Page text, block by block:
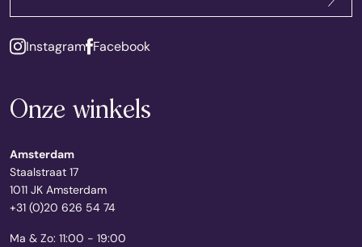
Instagram Facebook
Onze winkels
Amsterdam
Staalstraat 17
1011 JK Amsterdam
+31 (0)20 626 54 74
Ma & Zo: 11:00 - 19:00